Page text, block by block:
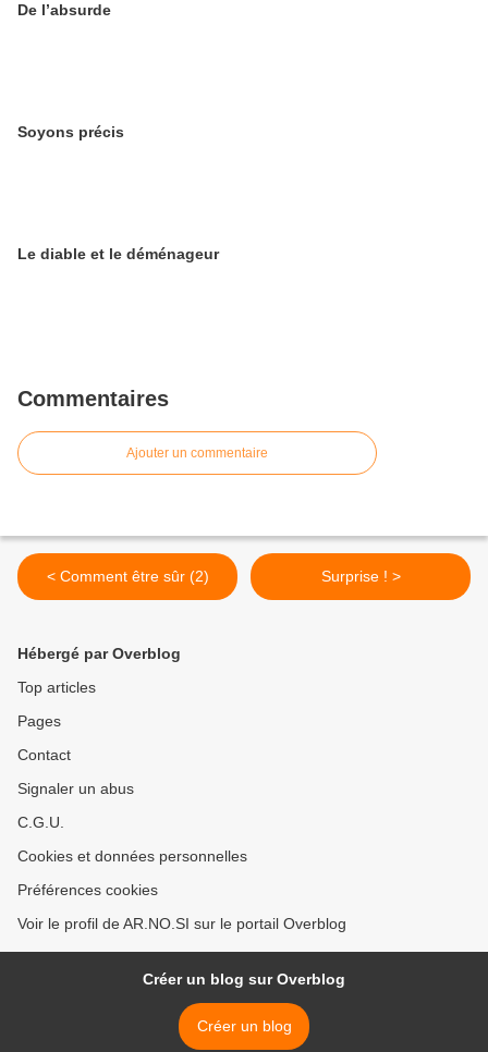
De l’absurde
Soyons précis
Le diable et le déménageur
Commentaires
Ajouter un commentaire
< Comment être sûr (2) Surprise ! >
Hébergé par Overblog
Top articles
Pages
Contact
Signaler un abus
C.G.U.
Cookies et données personnelles
Préférences cookies
Voir le profil de AR.NO.SI sur le portail Overblog
Créer un blog sur Overblog
Créer un blog